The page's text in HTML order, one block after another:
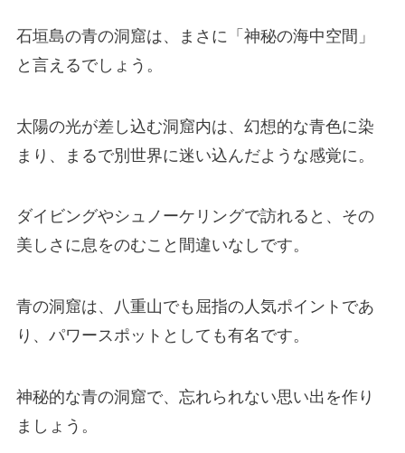
石垣島の青の洞窟は、まさに「神秘の海中空間」
と言えるでしょう。
太陽の光が差し込む洞窟内は、幻想的な青色に染
まり、まるで別世界に迷い込んだような感覚に。
ダイビングやシュノーケリングで訪れると、その
美しさに息をのむこと間違いなしです。
青の洞窟は、八重山でも屈指の人気ポイントであ
り、パワースポットとしても有名です。
神秘的な青の洞窟で、忘れられない思い出を作り
ましょう。